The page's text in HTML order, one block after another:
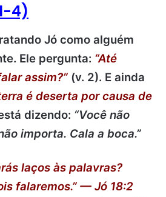
4)
Jó como alguém
Ele pergunta: “Até
assim?” (v. 2). E ainda
é deserta por causa de
dizendo: “Você não
importa. Cala a boca.”
laços às palavras?
falaremos.” — Jó 18:2